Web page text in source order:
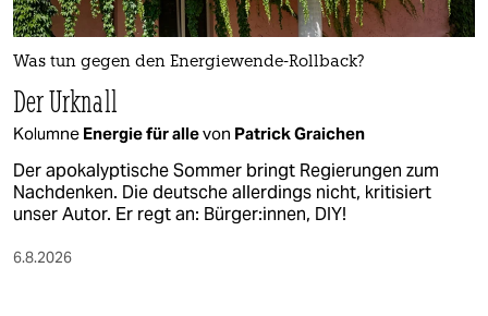
Was tun gegen den Energiewende-Rollback?
Der Urknall
Kolumne Energie für allevon Patrick Graichen
Der apokalyptische Sommer bringt Regierungen zum
Nachdenken. Die deutsche allerdings nicht, kritisiert
unser Autor. Er regt an: Bürger:innen, DIY!
6.8.2026